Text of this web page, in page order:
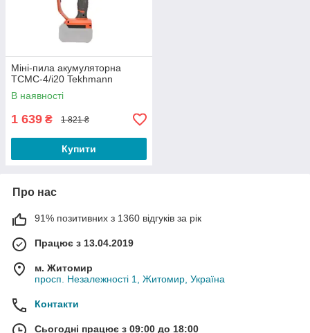
Міні-пила акумуляторна
TCMC-4/i20 Tekhmann
В наявності
1 639 ₴ 1 821 ₴
Купити
Про нас
91% позитивних з 1360 відгуків за рік
Працює з 13.04.2019
м. Житомир
просп. Незалежності 1, Житомир, Україна
Контакти
Сьогодні працює з 09:00 до 18:00